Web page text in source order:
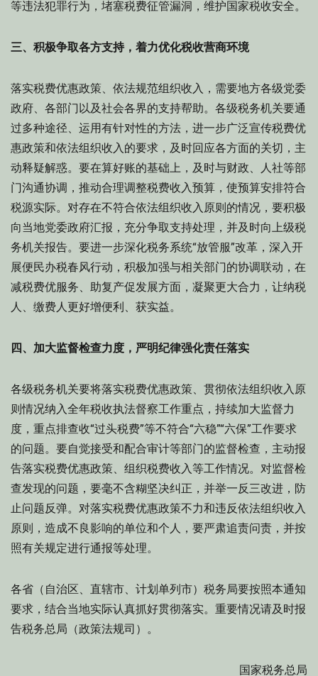
等违法犯罪行为，堵塞税费征管漏洞，维护国家税收安全。
三、积极争取各方支持，着力优化税收营商环境
落实税费优惠政策、依法规范组织收入，需要地方各级党委
政府、各部门以及社会各界的支持帮助。各级税务机关要通
过多种途径、运用有针对性的方法，进一步广泛宣传税费优
惠政策和依法组织收入的要求，及时回应各方面的关切，主
动释疑解惑。要在算好账的基础上，及时与财政、人社等部
门沟通协调，推动合理调整税费收入预算，使预算安排符合
税源实际。对存在不符合依法组织收入原则的情况，要积极
向当地党委政府汇报，充分争取支持处理，并及时向上级税
务机关报告。要进一步深化税务系统“放管服”改革，深入开
展便民办税春风行动，积极加强与相关部门的协调联动，在
减税费优服务、助复产促发展方面，凝聚更大合力，让纳税
人、缴费人更好增便利、获实益。
四、加大监督检查力度，严明纪律强化责任落实
各级税务机关要将落实税费优惠政策、贯彻依法组织收入原
则情况纳入全年税收执法督察工作重点，持续加大监督力
度，重点排查收“过头税费”等不符合“六稳”“六保”工作要求
的问题。要自觉接受和配合审计等部门的监督检查，主动报
告落实税费优惠政策、组织税费收入等工作情况。对监督检
查发现的问题，要毫不含糊坚决纠正，并举一反三改进，防
止问题反弹。对落实税费优惠政策不力和违反依法组织收入
原则，造成不良影响的单位和个人，要严肃追责问责，并按
照有关规定进行通报等处理。
各省（自治区、直辖市、计划单列市）税务局要按照本通知
要求，结合当地实际认真抓好贯彻落实。重要情况请及时报
告税务总局（政策法规司）。
国家税务总局